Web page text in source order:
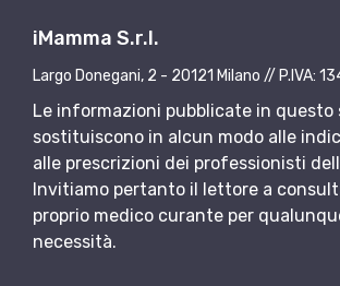
iMamma S.r.l.
Largo Donegani, 2 - 20121 Milano // P.IVA:
Le informazioni pubblicate in questo
sostituiscono in alcun modo alle
alle prescrizioni dei professionisti
Invitiamo pertanto il lettore a
proprio medico curante per
necessità.